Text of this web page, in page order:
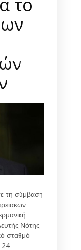
τη σύμβαση
Νότης
σταθμό
24